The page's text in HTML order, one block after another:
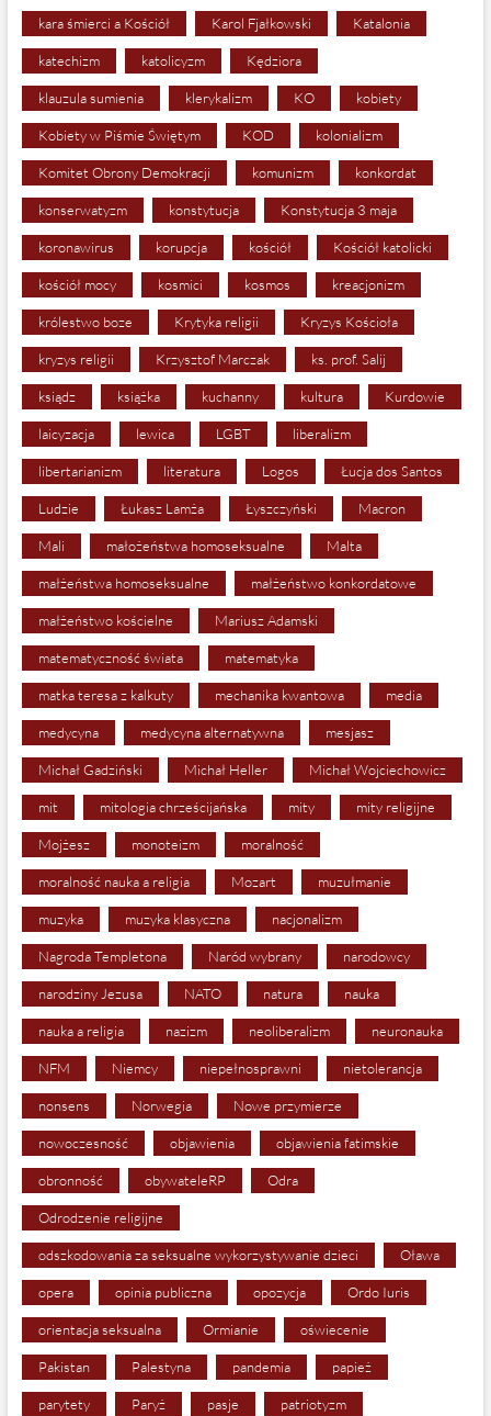
kara śmierci a Kościół Karol Fjałkowski Katalonia
katechizm katolicyzm Kędziora
klauzula sumienia klerykalizm KO kobiety
Kobiety w Piśmie Świętym KOD kolonializm
Komitet Obrony Demokracji komunizm konkordat
konserwatyzm konstytucja Konstytucja 3 maja
koronawirus korupcja kościół Kościół katolicki
kościół mocy kosmici kosmos kreacjonizm
królestwo boze Krytyka religii Kryzys Kościoła
kryzys religii Krzysztof Marczak ks. prof. Salij
ksiądz książka kuchanny kultura Kurdowie
laicyzacja lewica LGBT liberalizm
libertarianizm literatura Logos Łucja dos Santos
Ludzie Łukasz Lamża Łyszczyński Macron
Mali małożeństwa homoseksualne Malta
małżeństwa homoseksualne małżeństwo konkordatowe
małżeństwo kościelne Mariusz Adamski
matematyczność świata matematyka
matka teresa z kalkuty mechanika kwantowa media
medycyna medycyna alternatywna mesjasz
Michał Gadziński Michał Heller Michał Wojciechowicz
mit mitologia chrześcijańska mity mity religijne
Mojżesz monoteizm moralność
moralność nauka a religia Mozart muzułmanie
muzyka muzyka klasyczna nacjonalizm
Nagroda Templetona Naród wybrany narodowcy
narodziny Jezusa NATO natura nauka
nauka a religia nazizm neoliberalizm neuronauka
NFM Niemcy niepełnosprawni nietolerancja
nonsens Norwegia Nowe przymierze
nowoczesność objawienia objawienia fatimskie
obronność obywateleRP Odra
Odrodzenie religijne
odszkodowania za seksualne wykorzystywanie dzieci Oława
opera opinia publiczna opozycja Ordo Iuris
orientacja seksualna Ormianie oświecenie
Pakistan Palestyna pandemia papież
parytety Paryż pasje patriotyzm